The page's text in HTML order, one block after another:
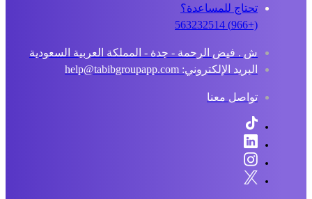
تحتاج للمساعدة؟
ش . فيض الرحمة - جدة - المملكة العربية السعودية
البريد الإلكتروني: help@tabibgroupapp.com
تواصل معنا